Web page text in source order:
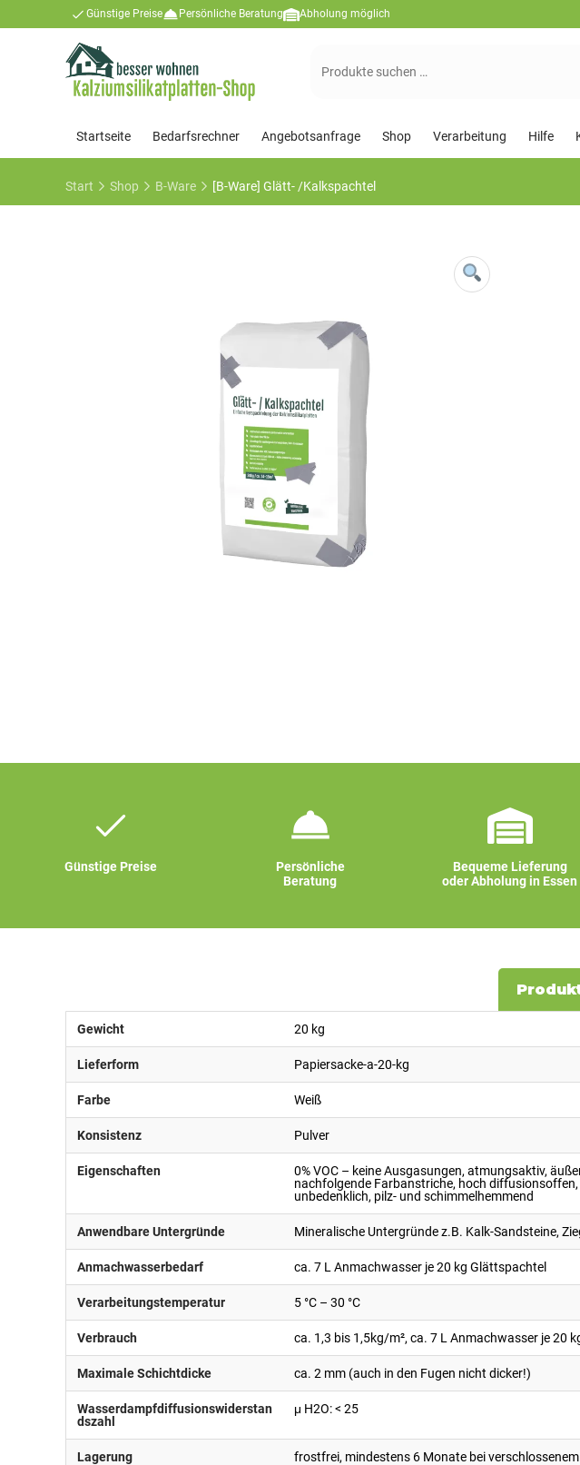
Günstige Preise Persönliche Beratung Abholung möglich
Suchen
Startseite Bedarfsrechner Angebotsanfrage Shop Verarbeitung Hilfe
Start Shop B-Ware [B-Ware] Glätt- /Kalkspachtel
Günstige Preise
Persönliche
Beratung
Bequeme Lieferung
oder Abholung in Essen
Gewicht 20 kg
Lieferform Papiersacke-a-20-kg
Farbe Weiß
Konsistenz Pulver
Eigenschaften
0% VOC – keine Ausgasungen, atmungsaktiv,
nachfolgende Farbanstriche, hoch
unbedenklich, pilz- und schimmelhemmend
Anwendbare Untergründe Mineralische Untergründe z.B. Kalk-Sandsteine,
Anmachwasserbedarf ca. 7 L Anmachwasser je 20 kg Glättspachtel
Verarbeitungstemperatur 5 °C – 30 °C
Verbrauch ca. 1,3 bis 1,5kg/m², ca. 7 L Anmachwasser je 20
Maximale Schichtdicke ca. 2 mm (auch in den Fugen nicht dicker!)
Wasserdampfdiffusionswiderstan
dszahl
μ H2O: < 25
Lagerung frostfrei, mindestens 6 Monate bei